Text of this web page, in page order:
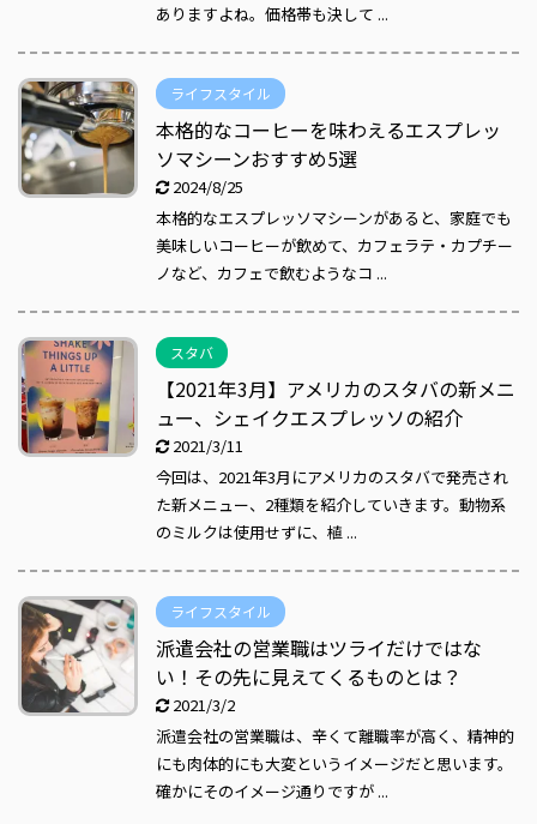
ありますよね。価格帯も決して ...
ライフスタイル
本格的なコーヒーを味わえるエスプレッ
ソマシーンおすすめ5選
2024/8/25
本格的なエスプレッソマシーンがあると、家庭でも
美味しいコーヒーが飲めて、カフェラテ・カプチー
ノなど、カフェで飲むようなコ ...
スタバ
【2021年3月】アメリカのスタバの新メニ
ュー、シェイクエスプレッソの紹介
2021/3/11
今回は、2021年3月にアメリカのスタバで発売され
た新メニュー、2種類を紹介していきます。動物系
のミルクは使用せずに、植 ...
ライフスタイル
派遣会社の営業職はツライだけではな
い！その先に見えてくるものとは？
2021/3/2
派遣会社の営業職は、辛くて離職率が高く、精神的
にも肉体的にも大変というイメージだと思います。
確かにそのイメージ通りですが ...